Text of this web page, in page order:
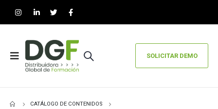
SOLICITAR DEMO
CATÁLOGO DE CONTENIDOS